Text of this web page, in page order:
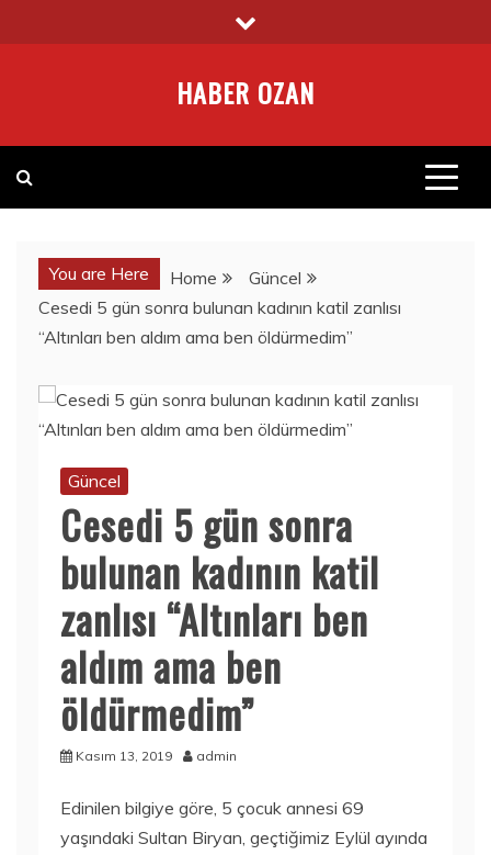
to
HABER OZAN
You are Here Home
Güncel
Cesedi 5 gün sonra bulunan kadının katil zanlısı
“Altınları ben aldım ama ben öldürmedim”
Güncel
Cesedi 5 gün sonra
bulunan kadının katil
zanlısı “Altınları ben
aldım ama ben
öldürmedim”
Kasım 13, 2019 admin
Edinilen bilgiye göre, 5 çocuk annesi 69
yaşındaki Sultan Biryan, geçtiğimiz Eylül ayında